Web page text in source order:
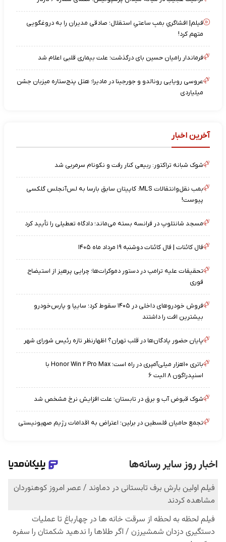
فیلم| افشاگریِ بمبِ ساعتیِ استقلال؛ صادقی مدیران را به دروغگویی
متهم کرد!
فرماندار رامیان حسین بای درگذشت؛ علت بیماری قلبی اعلام شد
عروسی رویایی رونالدو و جورجینا در مادیرا؛ هتل پنج‌ستاره میزبان جشن
میلیاردی
آخرین اخبار
شوک شبانه تراکتور: ربیعی کنار رفت و نکونام سرمربی شد
بمب نقل‌وانتقالات MLS: کاپیتان سابق بارسا به لس‌آنجلس گلکسی
پیوست!
مسجد شانتلوپ در فرانسه بسته می‌ماند؛ دادگاه تعطیلی را تأیید کرد
فال کائنات | فال کائنات دوشنبه ۱۹ مرداد ماه ۱۴۰۵
تحقیقات علیه ترامپ در دستور دموکرات‌ها؛ چرایی پرهیز از استیضاح
فوری
فروش خودروهای داخلی در ۱۴۰۵ سقوط کرد؛ سایپا و پارس‌خودرو
بیشترین افت را داشتند
پایان حضور پادگان‌ها در قلب تهران؟ اظهارنظر تازه رئیس شورای شهر
باتری ۱۰هزار میلی‌آمپری در راه است؛ Honor Win ۲ Pro Max با
اسنپدراگون ۸ الیت ۶
شوک قبوض آب و برق در تابستان؛ علت افزایش نرخ مشخص شد
تجمع حامیان فلسطین در برلین؛ اعتراض به اقدامات رژیم صهیونیستی